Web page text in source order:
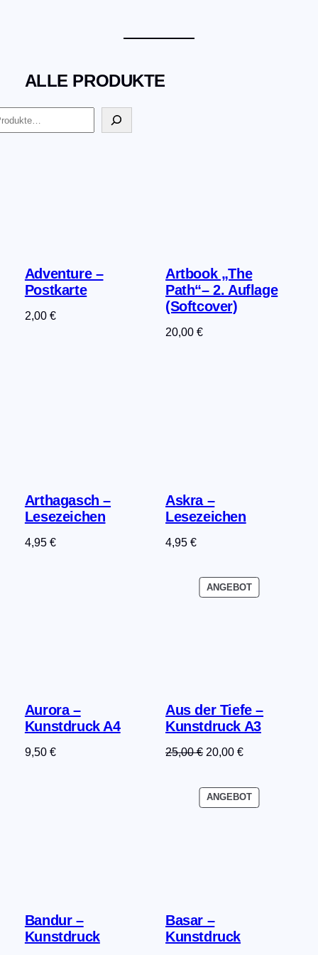
ALLE PRODUKTE
Adventure –
Postkarte
2,00 €
Artbook „The
Path“– 2. Auflage
(Softcover)
20,00€
Arthagasch –
Lesezeichen
4,95 €
Askra –
Lesezeichen
4,95€
Aurora –
Kunstdruck A4
9,50 €
ANGEBOTPRODUKT
IM
Aus der Tiefe –
Kunstdruck A3
25,00€ Ursprünglicher
war:
25,00 €
20,00€Aktueller
ist:
20,00 €.
Bandur –
Kunstdruck
ANGEBOTPRODUKT
IM
Basar –
Kunstdruck